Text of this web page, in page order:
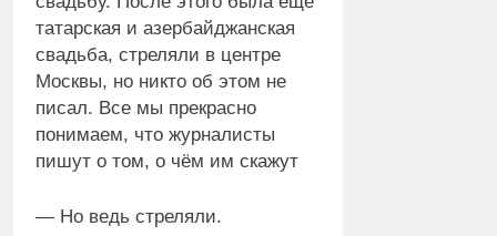
татарская и азербайджанская
свадьба, стреляли в центре
Москвы, но никто об этом не
писал. Все мы прекрасно
понимаем, что журналисты
пишут о том, о чём им скажут
— Но ведь стреляли.